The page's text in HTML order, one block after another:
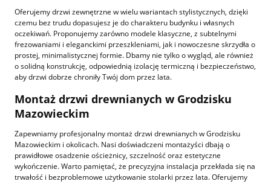
Oferujemy drzwi zewnętrzne w wielu wariantach stylistycznych, dzięki
czemu bez trudu dopasujesz je do charakteru budynku i własnych
oczekiwań. Proponujemy zarówno modele klasyczne, z subtelnymi
frezowaniami i eleganckimi przeszkleniami, jak i nowoczesne skrzydła o
prostej, minimalistycznej formie. Dbamy nie tylko o wygląd, ale również
o solidną konstrukcję, odpowiednią izolację termiczną i bezpieczeństwo,
aby drzwi dobrze chroniły Twój dom przez lata.
Montaż drzwi drewnianych w Grodzisku
Mazowieckim
Zapewniamy profesjonalny montaż drzwi drewnianych w Grodzisku
Mazowieckim i okolicach. Nasi doświadczeni montażyści dbają o
prawidłowe osadzenie ościeżnicy, szczelność oraz estetyczne
wykończenie. Warto pamiętać, że precyzyjna instalacja przekłada się na
trwałość i bezproblemowe użytkowanie stolarki przez lata. Oferujemy